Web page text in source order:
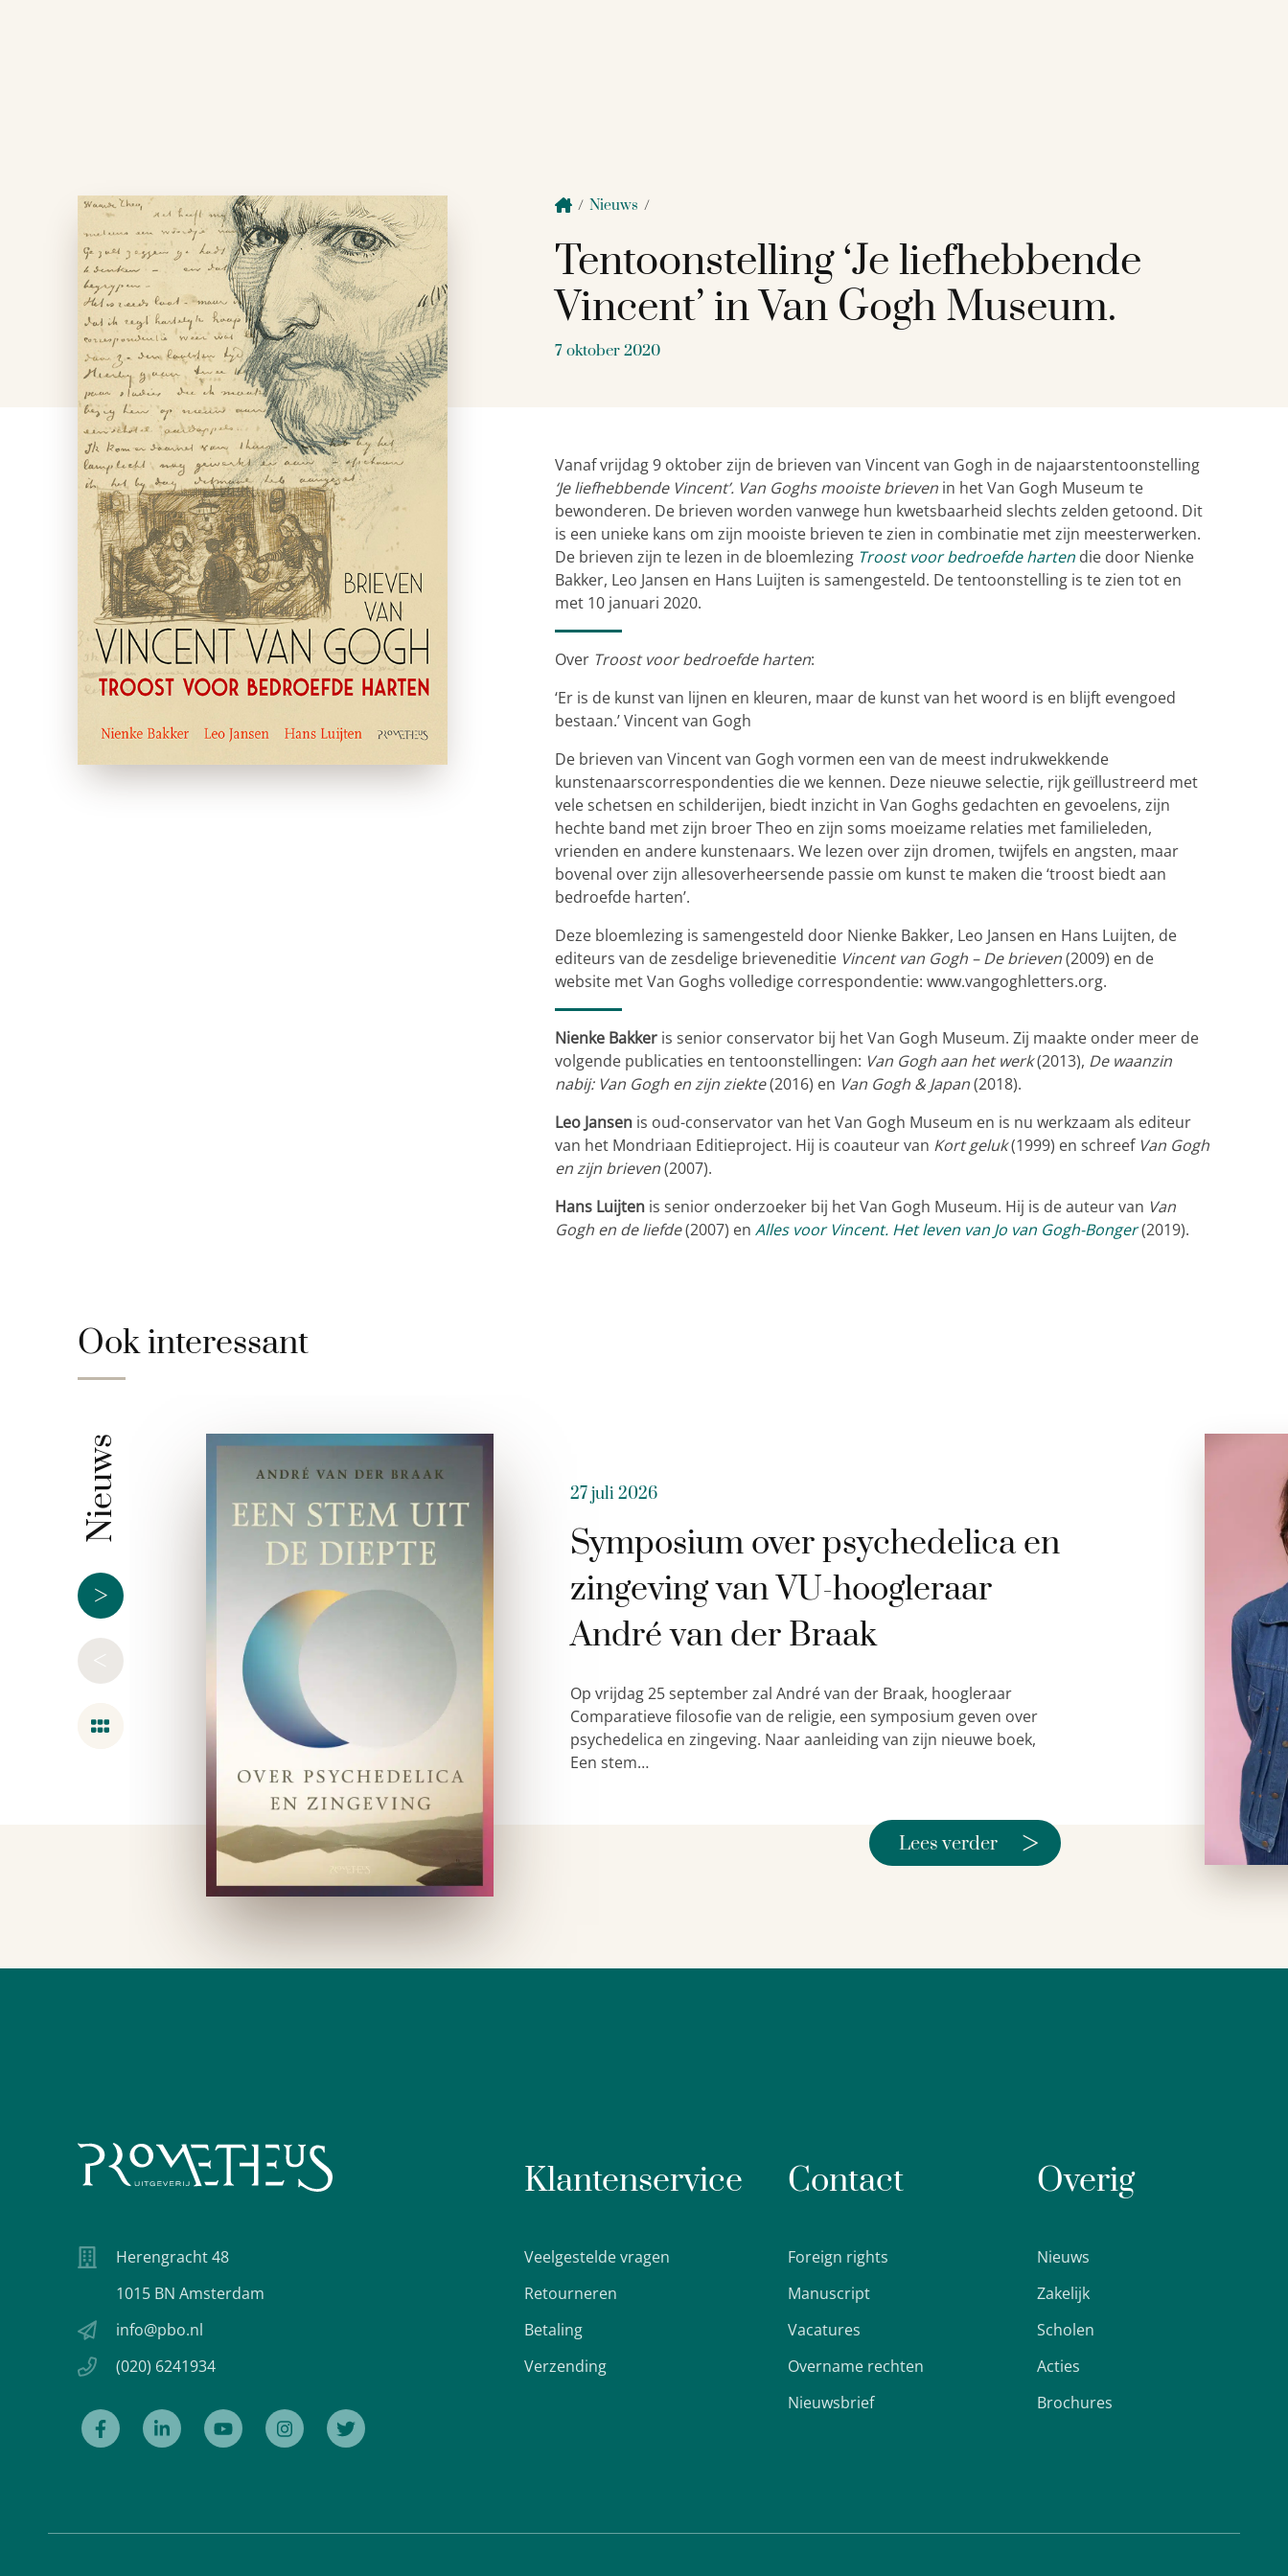
/ Nieuws /
Tentoonstelling ‘Je liefhebbende
Vincent’ in Van Gogh Museum.
7 oktober 2020
Vanaf vrijdag 9 oktober zijn de brieven van Vincent van Gogh in de najaarstentoonstelling
‘Je liefhebbende Vincent’. Van Goghs mooiste brieven in het Van Gogh Museum te
bewonderen. De brieven worden vanwege hun kwetsbaarheid slechts zelden getoond. Dit
is een unieke kans om zijn mooiste brieven te zien in combinatie met zijn meesterwerken.
De brieven zijn te lezen in de bloemlezing Troost voor bedroefde harten die door Nienke
Bakker, Leo Jansen en Hans Luijten is samengesteld. De tentoonstelling is te zien tot en
met 10 januari 2020.
Over Troost voor bedroefde harten:
‘Er is de kunst van lijnen en kleuren, maar de kunst van het woord is en blijft evengoed
bestaan.’ Vincent van Gogh
De brieven van Vincent van Gogh vormen een van de meest indrukwekkende
kunstenaarscorrespondenties die we kennen. Deze nieuwe selectie, rijk geïllustreerd met
vele schetsen en schilderijen, biedt inzicht in Van Goghs gedachten en gevoelens, zijn
hechte band met zijn broer Theo en zijn soms moeizame relaties met familieleden,
vrienden en andere kunstenaars. We lezen over zijn dromen, twijfels en angsten, maar
bovenal over zijn allesoverheersende passie om kunst te maken die ‘troost biedt aan
bedroefde harten’.
Deze bloemlezing is samengesteld door Nienke Bakker, Leo Jansen en Hans Luijten, de
editeurs van de zesdelige brieveneditie Vincent van Gogh – De brieven(2009) en de
website met Van Goghs volledige correspondentie: www.vangoghletters.org.
Nienke Bakker is senior conservator bij het Van Gogh Museum. Zij maakte onder meer de
volgende publicaties en tentoonstellingen: Van Gogh aan het werk(2013), De waanzin
nabij: Van Gogh en zijn ziekte(2016) en Van Gogh & Japan(2018).
Leo Jansen is oud-conservator van het Van Gogh Museum en is nu werkzaam als editeur
van het Mondriaan Editieproject. Hij is coauteur van Kort geluk(1999) en schreef Van Gogh
en zijn brieven(2007).
Hans Luijten is senior onderzoeker bij het Van Gogh Museum. Hij is de auteur van Van
Gogh en de liefde(2007) en Alles voor Vincent. Het leven van Jo van Gogh-Bonger(2019).
Ook interessant
Nieuws
>
<
27 juli 2026
Symposium over psychedelica en
zingeving van VU-hoogleraar
André van der Braak
Op vrijdag 25 september zal André van der Braak, hoogleraar
Comparatieve filosofie van de religie, een symposium geven over
psychedelica en zingeving. Naar aanleiding van zijn nieuwe boek,
Een stem…
Lees verder >
Herengracht 48
1015 BN Amsterdam
info@pbo.nl
(020) 6241934
Klantenservice
Veelgestelde vragen
Retourneren
Betaling
Verzending
Contact
Foreign rights
Manuscript
Vacatures
Overname rechten
Nieuwsbrief
Overig
Nieuws
Zakelijk
Scholen
Acties
Brochures